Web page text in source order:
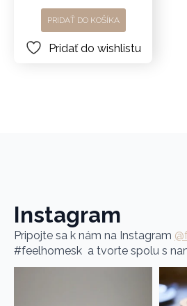
PRIDAŤ DO KOŠÍKA
Pridať do wishlistu
Instagram
Pripojte sa k nám na Instagram
#feelhomesk a tvorte spolu s